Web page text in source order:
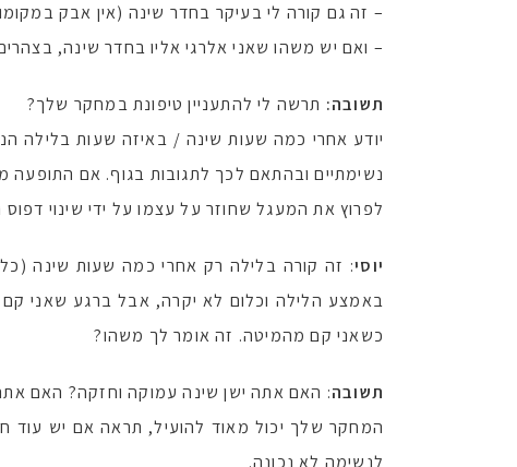
– זה גם קורה לי בעיקר בחדר שינה (אין אבק
– ואם יש משהו שאני אלרגי אליו בחדר שינה,
תשובה: תרשה לי להתעניין טיפונת במחקר שלך?
יודע אחרי כמה שעות שינה / באיזה שעות בלילה
נשימתיים ובהתאם לכך לתגובות בגוף. אם התופעה
לפרוץ את המעגל שחוזר על עצמו על ידי שינוי
יוסי: זה קורה בלילה רק אחרי כמה שעות שינה
באמצע הלילה וכלום לא יקרה, אבל ברגע שאני
כשאני קם מהמיטה. זה אומר לך משהו?
תשובה: האם אתה ישן שינה עמוקה וחזקה? האם
המחקר שלך יכול מאוד להועיל, תראה אם יש עוד
לנשימה לא נכונה.